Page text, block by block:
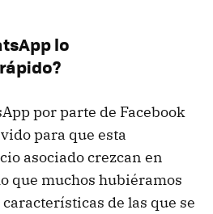
lo
por parte de Facebook
para que esta
asociado crezcan en
que muchos hubiéramos
de las que se